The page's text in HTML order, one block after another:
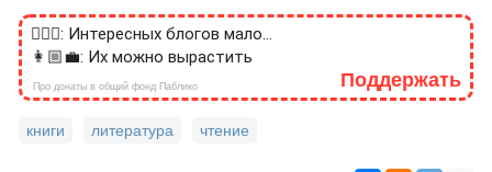
🙎🏻‍♂️: Интересных блогов мало...
👩🏼‍💼: Их можно вырастить
Поддержать
Про донаты в общий фонд Паблико
книги литература чтение